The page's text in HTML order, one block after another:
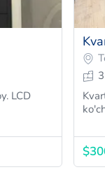
3
Kvartira